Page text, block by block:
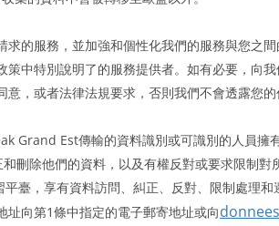
的服務，並加強和個性化我們的服務與您之間
中特別說明了的服務提供者。如有必要，向
，或者法律法規要求，否則我們不會透露您的
Grand Est傳輸的資料識別或可識別的人員擁
刪除他們的資料，以及有權反對或要求限制對
臺，享有資料訪問、糾正、反對、限制處理和
向第1條中指定的電子郵寄地址或向